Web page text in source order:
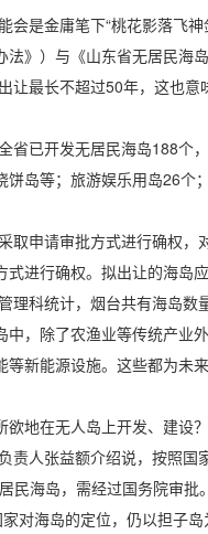
会是金庸笔下“桃花影落飞
》）与《山东省无居民
长不超过50年，这也意
开发无居民海岛188个，
岛等；旅游娱乐用岛26
请审批方式进行确权，
进行确权。拟出让的海
统计，烟台共有海岛数
，除了农渔业等传统产
新能源设施。这些都为未
地在无人岛上开发、建设
张益额介绍说，按照国
民海岛，需经过国务院审
海岛的定位，仍以担子岛